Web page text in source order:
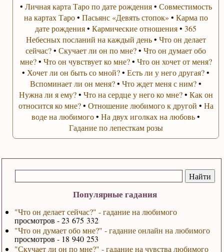
Популярные гадания
"Что он делает сейчас?" - гадание на любимого
просмотров - 23 675 332
"Что он думает обо мне?" - гадание онлайн на любимого
просмотров - 18 940 253
"Скучает ли он по мне?" - гадание на чувства любимого
• Личная карта Таро по дате рождения• Совместимость
на картах Таро• Пасьянс «Девять стопок» • Карма по
дате рождения•Кармические отношения•365
Небесных посланий на каждый день• Что он делает
сейчас?•Скучает ли он по мне?•Что он думает обо
мне?• Что он чувствует ко мне?• Что он хочет от меня?
• Хочет ли он быть со мной?•Есть ли у него другая?•
Вспоминает ли он меня?•Что ждет меня с ним?•
Нужна ли я ему?• Что на сердце у него ко мне?• Как он
относится ко мне?• Отношение любимого к другой • На
воде на любимого•На двух иголках на любовь•
Гадание по лепесткам розы